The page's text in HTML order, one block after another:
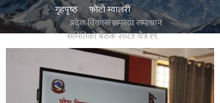
गृहपृष्‍ठ
फोटो ग्यालरी
प्रदेश विकास समस्या समाधान
समितिको बैठक २०८१ चैत्र १९